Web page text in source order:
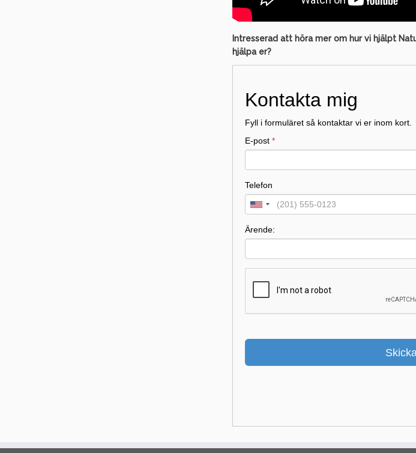
Intresserad att höra mer om hur vi hjälpt
hjälpa er?